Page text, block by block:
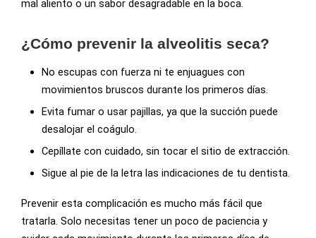
mal aliento o un sabor desagradable en la boca.
¿Cómo prevenir la alveolitis seca?
No escupas con fuerza ni te enjuagues con
movimientos bruscos durante los primeros días.
Evita fumar o usar pajillas, ya que la succión puede
desalojar el coágulo.
Cepíllate con cuidado, sin tocar el sitio de extracción.
Sigue al pie de la letra las indicaciones de tu dentista.
Prevenir esta complicación es mucho más fácil que
tratarla. Solo necesitas tener un poco de paciencia y